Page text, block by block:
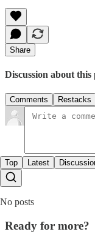
Share
Discussion about this
Comments Restacks
Top Latest
No posts
Ready for more?